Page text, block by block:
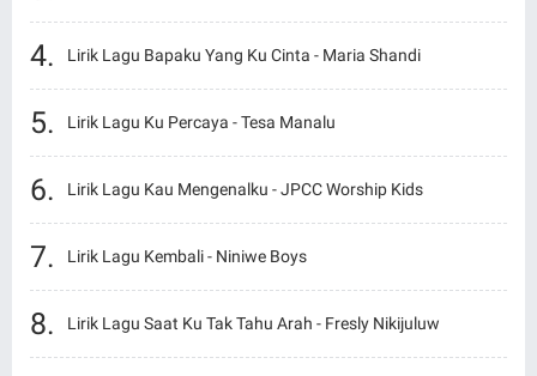
Lirik Lagu Bapaku Yang Ku Cinta - Maria Shandi
Lirik Lagu Ku Percaya - Tesa Manalu
Lirik Lagu Kau Mengenalku - JPCC Worship Kids
Lirik Lagu Kembali - Niniwe Boys
Lirik Lagu Saat Ku Tak Tahu Arah - Fresly Nikijuluw